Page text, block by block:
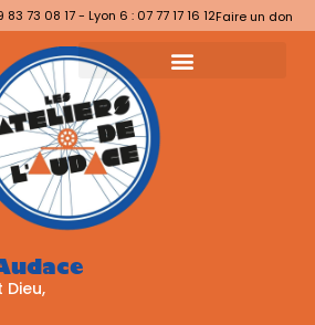
83 73 08 17 - Lyon 6 : 07 77 17 16 12Faire un don